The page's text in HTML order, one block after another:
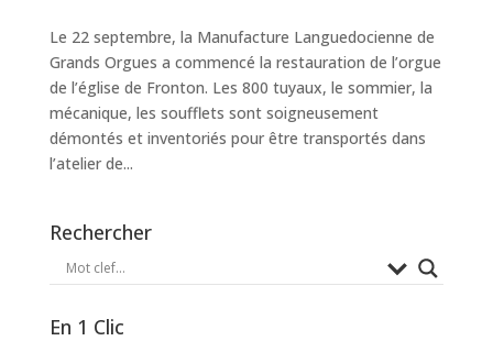
Le 22 septembre, la Manufacture Languedocienne de
Grands Orgues a commencé la restauration de l’orgue
de l’église de Fronton. Les 800 tuyaux, le sommier, la
mécanique, les soufflets sont soigneusement
démontés et inventoriés pour être transportés dans
l’atelier de...
Rechercher
En 1 Clic